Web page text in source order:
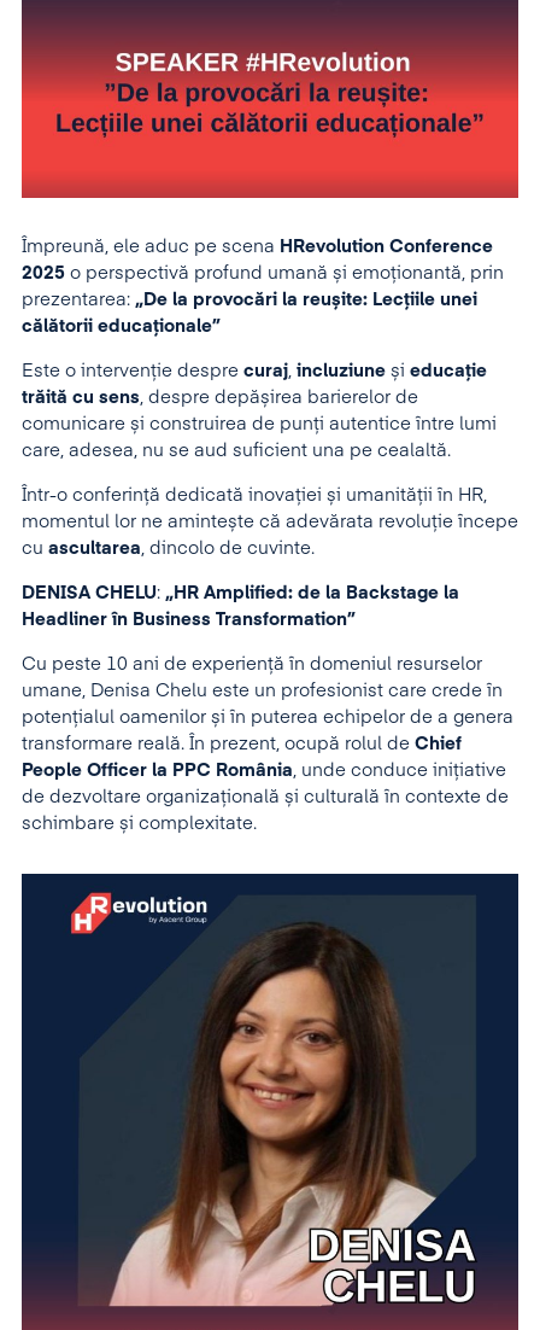
Împreună, ele aduc pe scena HRevolution Conference
2025 o perspectivă profund umană și emoționantă, prin
prezentarea: „De la provocări la reușite: Lecțiile unei
călătorii educaționale”
Este o intervenție despre curaj incluziune și educație
trăită cu sens , despre depășirea barierelor de
comunicare și construirea de punți autentice între lumi
care, adesea, nu se aud suficient una pe cealaltă.
Într-o conferință dedicată inovației și umanității în HR,
momentul lor ne amintește că adevărata revoluție începe
cu ascultarea , dincolo de cuvinte.
DENISA CHELU: „HR Amplified: de la Backstage la
Headliner în Business Transformation”
Cu peste 10 ani de experiență în domeniul resurselor
umane, Denisa Chelu este un profesionist care crede în
potențialul oamenilor și în puterea echipelor de a genera
transformare reală. În prezent, ocupă rolul de Chief
People Officer la PPC România , unde conduce inițiative
de dezvoltare organizațională și culturală în contexte de
schimbare și complexitate.